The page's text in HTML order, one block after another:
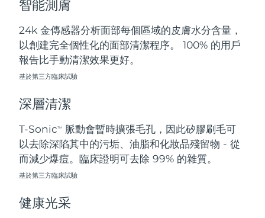
智能測膚
24k 金傳感器分析面部每個區域的皮膚水分含量，
以創建完全個性化的面部清潔程序。 100% 的用戶
報告比手動清潔效果更好。
基於第三方臨床試驗
深層清潔
T-SonicTM
脈動會暫時擴張毛孔，因此矽膠刷毛可
以去除深陷其中的污垢、油脂和化妝品殘留物 - 從
而減少爆痘。臨床證明可去除 99% 的雜質。
基於第三方臨床試驗
健康光采
馬爾他
墨西哥 預計送達日期12/08/2026
摩納哥
荷蘭
紐西蘭 預計送達日期08/08/2026
挪威 預計送達日期08/08/2026